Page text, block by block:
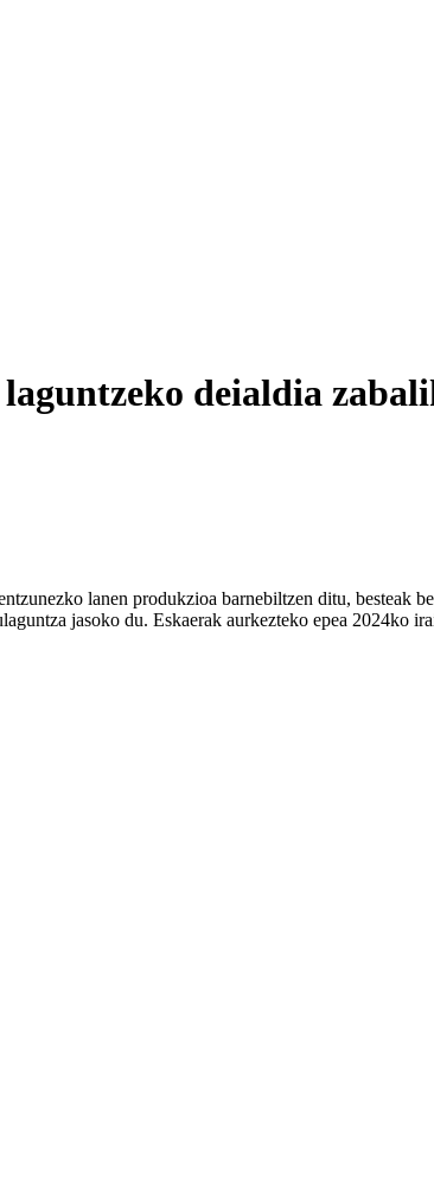
deialdia
lanen produkzioa barnebiltzen ditu, besteak
jasoko du. Eskaerak aurkezteko epea 2024ko